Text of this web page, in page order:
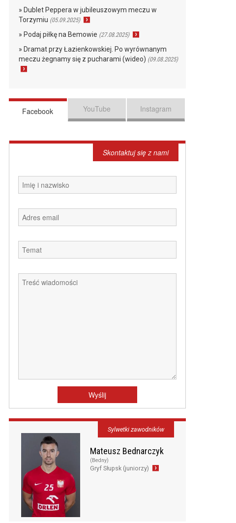
» Dublet Peppera w jubileuszowym meczu w
Torzymiu (05.09.2025)
» Podaj piłkę na Bemowie (27.08.2025)
» Dramat przy Łazienkowskiej. Po wyrównanym
meczu żegnamy się z pucharami (wideo) (09.08.2025)
Facebook YouTube Instagram
Skontaktuj się z nami
Mateusz Bednarczyk
(Bedny)
Gryf Słupsk (juniorzy)
Sylwetki zawodników